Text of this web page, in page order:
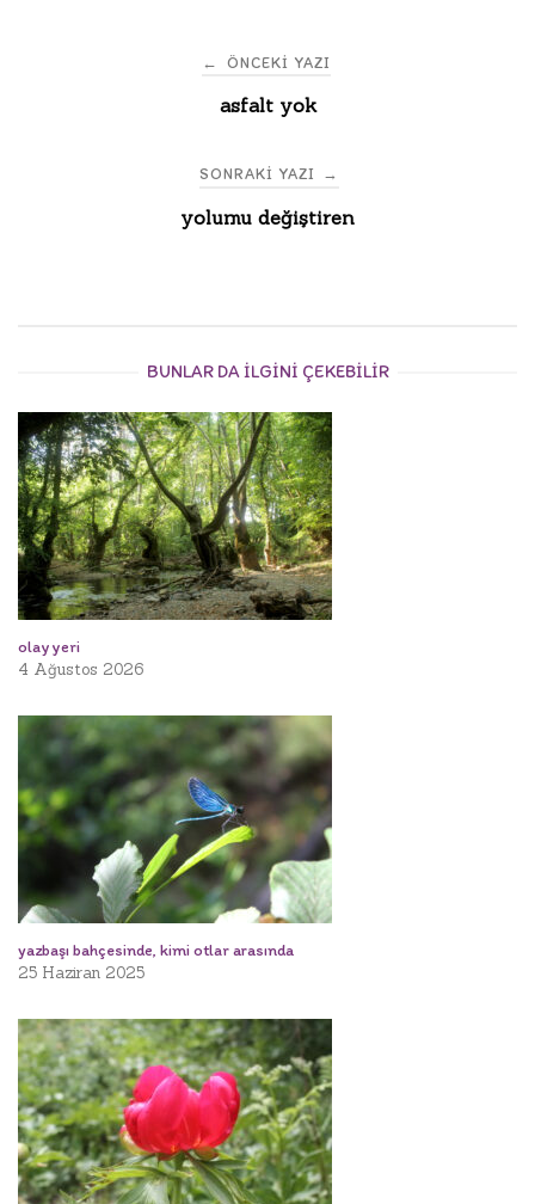
← ÖNCEKI YAZI
asfalt yok
SONRAKI YAZI →
yolumu değiştiren
BUNLAR DA ILGINI ÇEKEBILIR
olay yeri
4 Ağustos 2026
yazbaşı bahçesinde, kimi otlar arasında
25 Haziran 2025